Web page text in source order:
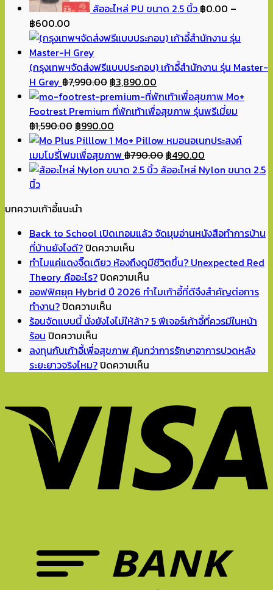
ล้ออะไหล่ PU ขนาด 2.5 นิ้ว ฿0.00 –
฿600.00
range:
฿0.00
through
฿600.00
(กรุงเทพฯจัดส่งฟรีแบบประกอบ) เก้าอี้สำนักงาน รุ่น Master-
H Grey ฿7,990.00 Original
price
was:
฿7,990.00.
฿3,890.00
price
is:
Mo+
Footrest Premium ที่พักเท้าเพื่อสุขภาพ รุ่นพรีเมี่ยม
฿1,590.00 Original
price
was:
฿1,590.00.
฿990.00
price
is:
฿990.00.
Mo+ Pillow หมอนอเนกประสงค์
เมมโมรี่โฟมเพื่อสุขภาพ ฿790.00 Original
price
฿490.00
price
ล้ออะไหล่ Nylon ขนาด 2.5
นิ้ว
บทความเก้าอี้แนะนำ
Back to School เปิดเทอมแล้ว จัดมุมอ่านหนังสือทำการบ้าน
ที่บ้านยังไงดี?ปิดความเห็น
Back
to
School
เทอม
จัด
มุม
ทำการ
บ้าน
บ้าน
ยัง
ทำไมแค่แดงจิ๊ดเดียว ห้องถึงดูมีชีวิตขึ้น? Unexpected Red
Theory คืออะไร?ปิดความเห็น
ทำไม
แดง
เดียว
มี
ชีวิต
ขึ้น?
Unexpected
Theory
ออฟฟิศยุค Hybrid ปี 2026 ทำไมเก้าอี้ที่ดีจึงสำคัญต่อการ
ทำงาน?ปิดความเห็น
ออฟฟิศ
Hybrid
ปี
เก้าอี้
สำคัญ
ต่อ
ร้อนจัดแบบนี้ นั่งยังไงไม่ให้ล้า? 5 ฟีเจอร์เก้าอี้ที่ควรมีในหน้า
ร้อน ปิดความเห็น
ร้อน
จัด
นั่ง
ยัง
ไง
ไม่
ให้
ล้า?
ควร
ลงทุนกับเก้าอี้เพื่อสุขภาพ คุ้มกว่าการรักษาอาการปวดหลัง
ระยะยาวจริงไหม?ปิดความเห็น
เก้าอี้
เพื่อ
สุขภาพ
คุ้ม
ระยะ
ยาว